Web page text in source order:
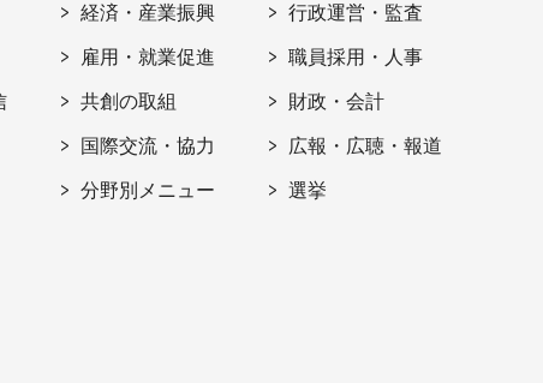
経済・産業振興
雇用・就業促進
共創の取組
国際交流・協力
分野別メニュー
行政運営・監査
職員採用・人事
財政・会計
広報・広聴・報道
選挙